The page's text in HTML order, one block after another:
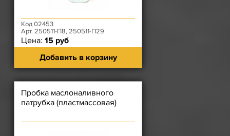
Код 02453
Арт. 250511-П8, 250511-П29
Цена: 15 руб
Добавить в корзину
Пробка маслоналивного
патрубка (пластмассовая)